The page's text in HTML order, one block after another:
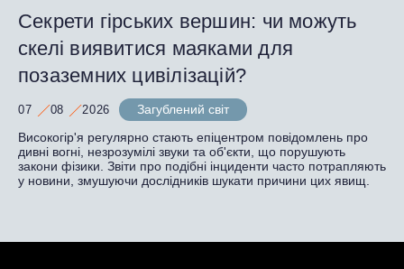
Секрети гірських вершин: чи можуть
скелі виявитися маяками для
позаземних цивілізацій?
07 08 2026
Загублений світ
Високогір'я регулярно стають епіцентром повідомлень про
дивні вогні, незрозумілі звуки та об'єкти, що порушують
закони фізики. Звіти про подібні інциденти часто потрапляють
у новини, змушуючи дослідників шукати причини цих явищ.